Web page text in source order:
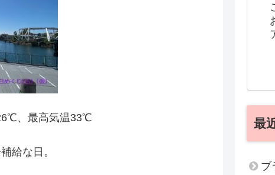
、最高気温33℃
給な日。
最
ブ